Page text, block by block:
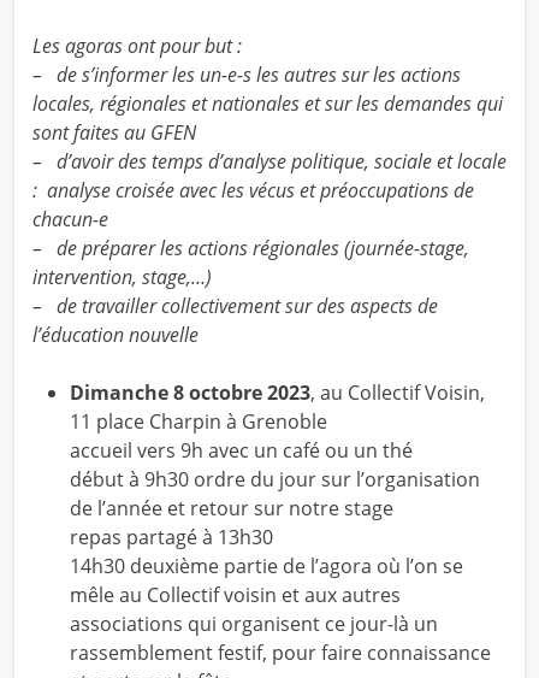
Les agoras ont pour but :
– de s’informer les un-e-s les autres sur les actions
locales, régionales et nationales et sur les demandes qui
sont faites au GFEN
– d’avoir des temps d’analyse politique, sociale et locale
: analyse croisée avec les vécus et préoccupations de
chacun-e
– de préparer les actions régionales (journée-stage,
intervention, stage,…)
– de travailler collectivement sur des aspects de
l’éducation nouvelle
Dimanche 8 octobre 2023, au Collectif Voisin,
11 place Charpin à Grenoble
accueil vers 9h avec un café ou un thé
début à 9h30 ordre du jour sur l’organisation
de l’année et retour sur notre stage
repas partagé à 13h30
14h30 deuxième partie de l’agora où l’on se
mêle au Collectif voisin et aux autres
associations qui organisent ce jour-là un
rassemblement festif, pour faire connaissance